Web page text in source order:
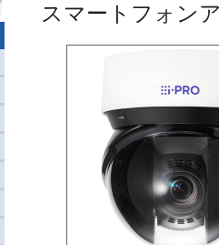
スマートフォン